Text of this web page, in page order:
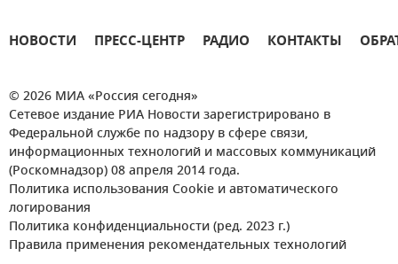
НОВОСТИ ПРЕСС-ЦЕНТР РАДИО КОНТАКТЫ
© 2026 МИА «Россия сегодня»
Сетевое издание РИА Новости зарегистрировано в
Федеральной службе по надзору в сфере связи,
информационных технологий и массовых коммуникаций
(Роскомнадзор) 08 апреля 2014 года.
Политика использования Cookie и автоматического
логирования
Политика конфиденциальности (ред. 2023 г.)
Правила применения рекомендательных технологий